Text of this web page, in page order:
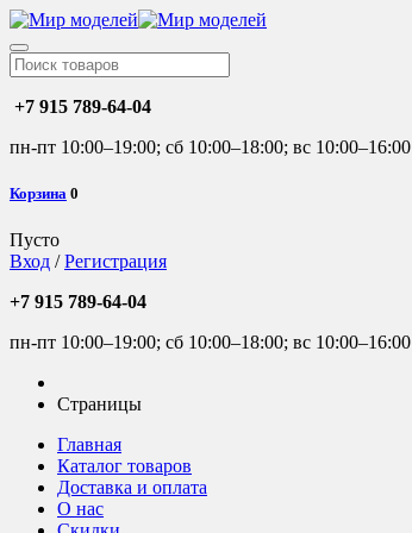
+7 915 789-64-04
пн-пт 10:00–19:00; сб 10:00–18:00; вс 10:00–16:00
Корзина 0
Пусто
Вход /Регистрация
+7 915 789-64-04
пн-пт 10:00–19:00; сб 10:00–18:00; вс 10:00–16:00
Страницы
Главная
Каталог товаров
Доставка и оплата
О нас